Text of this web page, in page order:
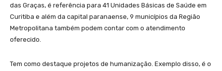
das Graças, é referência para 41 Unidades Básicas de Saúde em
Curitiba e além da capital paranaense, 9 municípios da Região
Metropolitana também podem contar com o atendimento
oferecido.
Tem como destaque projetos de humanização. Exemplo disso, é o